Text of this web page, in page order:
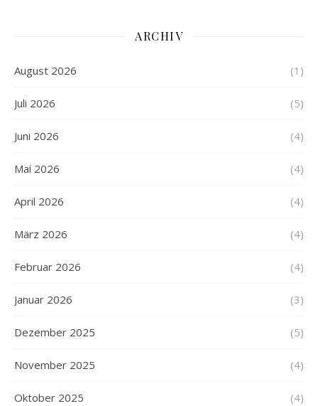
ARCHIV
August 2026 (1)
Juli 2026 (5)
Juni 2026 (4)
Mai 2026 (4)
April 2026 (4)
März 2026 (4)
Februar 2026 (4)
Januar 2026 (3)
Dezember 2025 (5)
November 2025 (4)
Oktober 2025 (4)